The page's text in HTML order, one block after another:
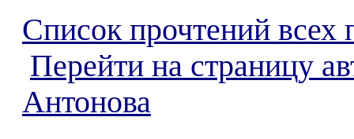
Список прочтений всех
Перейти на страницу
Антонова